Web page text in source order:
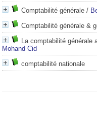
Comptabilité générale /
Comptabilité générale &
La comptabilité générale
Mohand Cid
comptabilité nationale